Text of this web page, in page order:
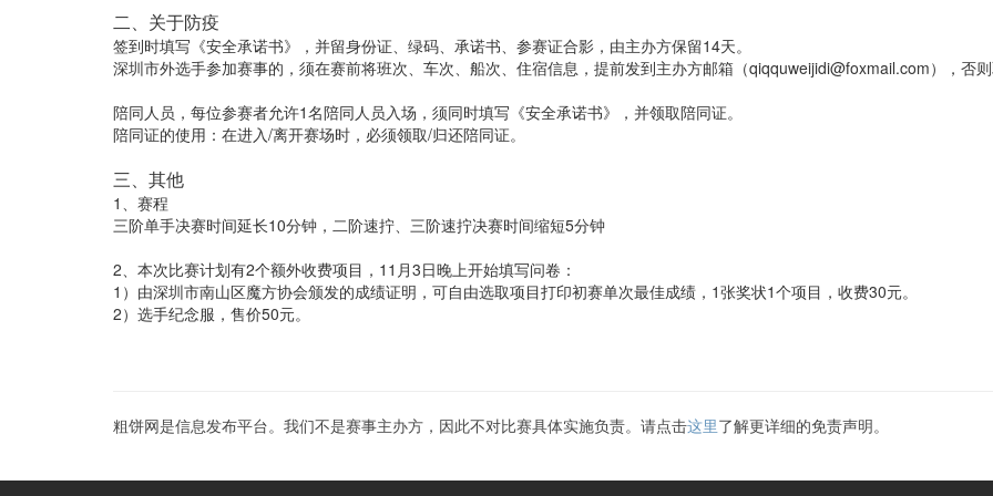
二、关于防疫
签到时填写《安全承诺书》，并留身份证、绿码、承诺书、参赛证合影，由主办方保留14天。
深圳市外选手参加赛事的，须在赛前将班次、车次、船次、住宿信息，提前发到主办方邮箱（qiqquweijidi@foxmail.com），否则
陪同人员，每位参赛者允许1名陪同人员入场，须同时填写《安全承诺书》，并领取陪同证。
陪同证的使用：在进入/离开赛场时，必须领取/归还陪同证。
三、其他
1、赛程
三阶单手决赛时间延长10分钟，二阶速拧、三阶速拧决赛时间缩短5分钟
2、本次比赛计划有2个额外收费项目，11月3日晚上开始填写问卷：
1）由深圳市南山区魔方协会颁发的成绩证明，可自由选取项目打印初赛单次最佳成绩，1张奖状1个项目，收费30元。
2）选手纪念服，售价50元。
粗饼网是信息发布平台。我们不是赛事主办方，因此不对比赛具体实施负责。请点击这里了解更详细的免责声明。